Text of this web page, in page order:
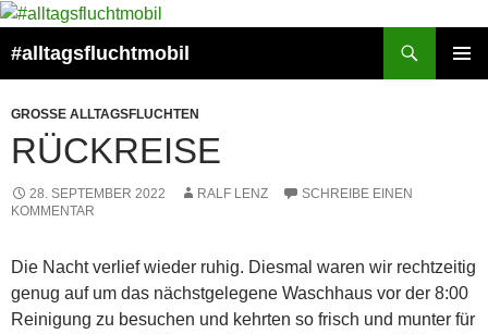
#alltagsfluchtmobil
SPRINGEN
GROSSE ALLTAGSFLUCHTEN
RÜCKREISE
28. SEPTEMBER 2022 RALF LENZ
SCHREIBE EINEN
KOMMENTAR
Die Nacht verlief wieder ruhig. Diesmal waren wir rechtzeitig
genug auf um das nächstgelegene Waschhaus vor der 8:00
Reinigung zu besuchen und kehrten so frisch und munter für